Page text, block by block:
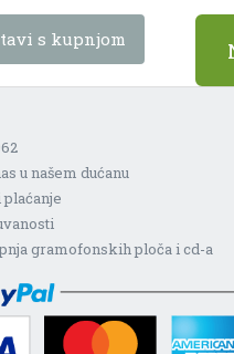
s kupnjom
u našem dućanu
gramofonskih ploča i cd-a